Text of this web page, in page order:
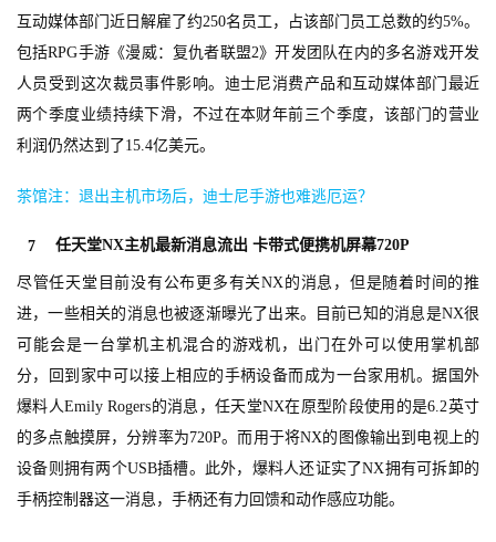
戏
2
0
2
第
三
届
金
茶
奖
7
月
互动媒体部门近日解雇了约250名员工，占该部门员工总数的约5%。
包括RPG手游《漫威：复仇者联盟2》开发团队在内的多名游戏开发
人员受到这次裁员事件影响。迪士尼消费产品和互动媒体部门最近
两个季度业绩持续下滑，不过在本财年前三个季度，该部门的营业
利润仍然达到了15.4亿美元。
茶馆注：退出主机市场后，迪士尼手游也难逃厄运？
7 任天堂NX主机最新消息流出 卡带式便携机屏幕720P
尽管任天堂目前没有公布更多有关NX的消息，但是随着时间的推
进，一些相关的消息也被逐渐曝光了出来。目前已知的消息是NX很
可能会是一台掌机主机混合的游戏机，出门在外可以使用掌机部
分，回到家中可以接上相应的手柄设备而成为一台家用机。据国外
爆料人Emily Rogers的消息，任天堂NX在原型阶段使用的是6.2英寸
的多点触摸屏，分辨率为720P。而用于将NX的图像输出到电视上的
设备则拥有两个USB插槽。此外，爆料人还证实了NX拥有可拆卸的
手柄控制器这一消息，手柄还有力回馈和动作感应功能。